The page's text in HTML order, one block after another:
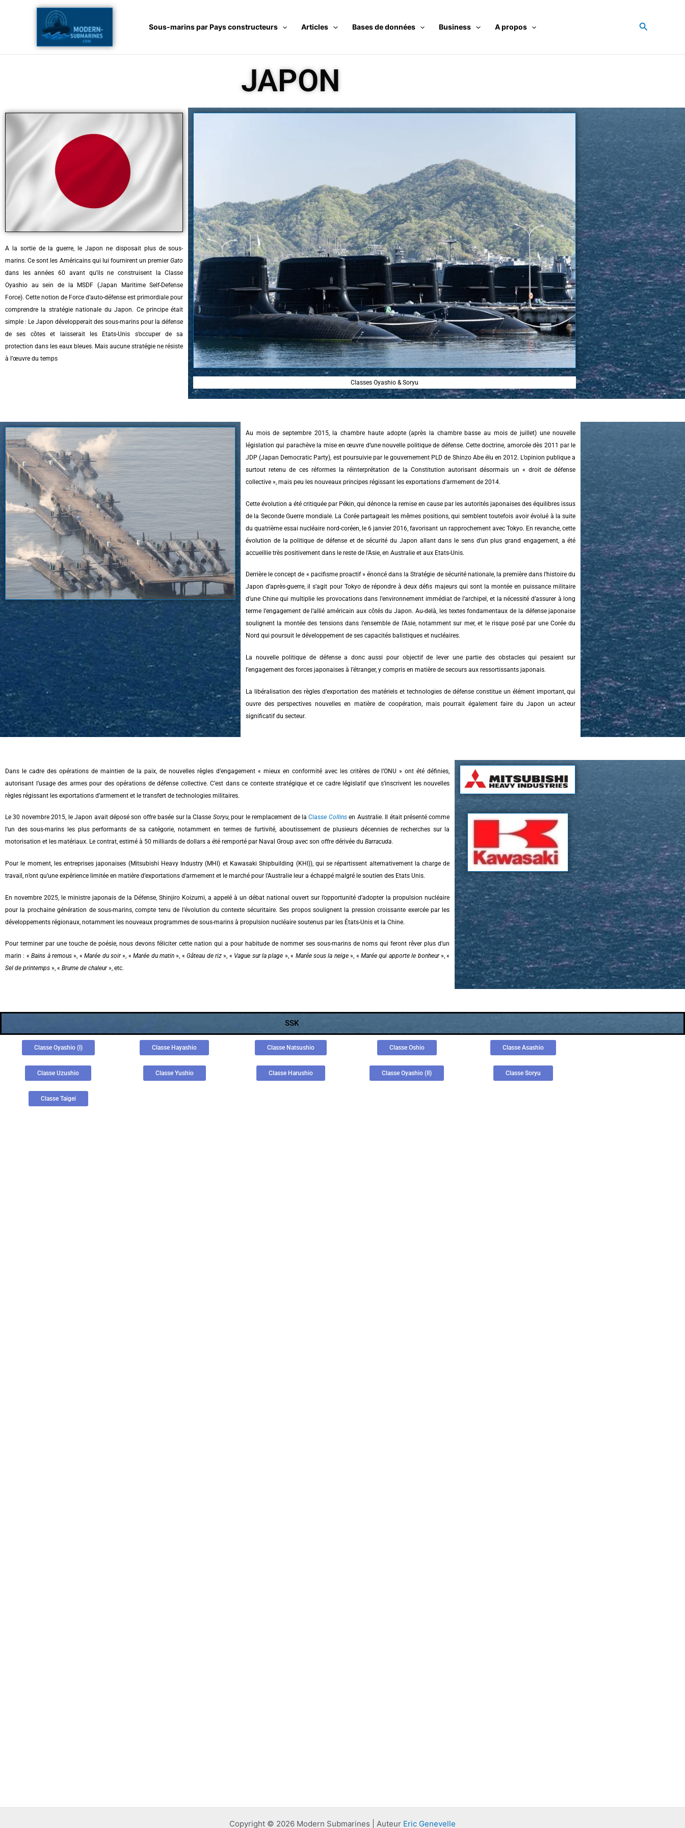
Sous-marins par Pays constructeurs Articles Bases de données Business A propos
JAPON
A la sortie de la guerre, le Japon ne disposait plus de sous-
marins. Ce sont les Américains qui lui fournirent un premierGato
dans les années 60 avant qu’ils ne construisent la Classe
Oyashio au sein de la MSDF (Japan Maritime Self-Defense
Force). Cette notion de Force d’auto-défense est primordiale pour
comprendre la stratégie nationale du Japon. Ce principe était
simple : Le Japon développerait des sous-marins pour la défense
de ses côtes et laisserait les Etats-Unis s’occuper de sa
protection dans les eaux bleues. Mais aucune stratégie ne résiste
à l’œuvre du temps
Classes Oyashio & Soryu
Au mois de septembre 2015, la chambre haute adopte (après la chambre basse au mois de juillet) une nouvelle
législation qui parachève la mise en œuvre d’une nouvelle politique de défense. Cette doctrine, amorcée dès 2011 par le
JDP (Japan Democratic Party), est poursuivie par le gouvernement PLD de Shinzo Abe élu en 2012. L’opinion publique a
surtout retenu de ces réformes la réinterprétation de la Constitution autorisant désormais un « droit de défense
collective », mais peu les nouveaux principes régissant les exportations d’armement de 2014.
Cette évolution a été critiquée par Pékin, qui dénonce la remise en cause par les autorités japonaises des équilibres issus
de la Seconde Guerre mondiale. La Corée partageait les mêmes positions, qui semblent toutefois avoir évolué à la suite
du quatrième essai nucléaire nord-coréen, le 6 janvier 2016, favorisant un rapprochement avec Tokyo. En revanche, cette
évolution de la politique de défense et de sécurité du Japon allant dans le sens d’un plus grand engagement, a été
accueillie très positivement dans le reste de l’Asie, en Australie et aux Etats-Unis.
Derrière le concept de « pacifisme proactif » énoncé dans la Stratégie de sécurité nationale, la première dans l’histoire du
Japon d’après-guerre, il s’agit pour Tokyo de répondre à deux défis majeurs qui sont la montée en puissance militaire
d’une Chine qui multiplie les provocations dans l’environnement immédiat de l’archipel, et la nécessité d’assurer à long
terme l’engagement de l’allié américain aux côtés du Japon. Au-delà, les textes fondamentaux de la défense japonaise
soulignent la montée des tensions dans l’ensemble de l’Asie, notamment sur mer, et le risque posé par une Corée du
Nord qui poursuit le développement de ses capacités balistiques et nucléaires.
La nouvelle politique de défense a donc aussi pour objectif de lever une partie des obstacles qui pesaient sur
l’engagement des forces japonaises à l’étranger, y compris en matière de secours aux ressortissants japonais.
La libéralisation des règles d’exportation des matériels et technologies de défense constitue un élément important, qui
ouvre des perspectives nouvelles en matière de coopération, mais pourrait également faire du Japon un acteur
significatif du secteur.
Dans le cadre des opérations de maintien de la paix, de nouvelles règles d’engagement « mieux en conformité avec les critères de l’ONU » ont été définies,
autorisant l’usage des armes pour des opérations de défense collective. C’est dans ce contexte stratégique et ce cadre législatif que s’inscrivent les nouvelles
règles régissant les exportations d’armement et le transfert de technologies militaires.
Le 30 novembre 2015, le Japon avait déposé son offre basée sur la Classe Soryu, pour le remplacement de laClasse Collinsen Australie. Il était présenté comme
l’un des sous-marins les plus performants de sa catégorie, notamment en termes de furtivité, aboutissement de plusieurs décennies de recherches sur la
motorisation et les matériaux. Le contrat, estimé à 50 milliards de dollars a été remporté par Naval Group avec son offre dérivée du Barracuda.
Pour le moment, les entreprises japonaises (Mitsubishi Heavy Industry (MHI) et Kawasaki Shipbuilding (KHI)), qui se répartissent alternativement la charge de
travail, n’ont qu’une expérience limitée en matière d’exportations d’armement et le marché pour l’Australie leur a échappé malgré le soutien des Etats Unis.
En novembre 2025, le ministre japonais de la Défense, Shinjiro Koizumi, a appelé à un débat national ouvert sur l’opportunité d’adopter la propulsion nucléaire
pour la prochaine génération de sous-marins, compte tenu de l’évolution du contexte sécuritaire. Ses propos soulignent la pression croissante exercée par les
développements régionaux, notamment les nouveaux programmes de sous-marins à propulsion nucléaire soutenus par les États-Unis et la Chine.
Pour terminer par une touche de poésie, nous devons féliciter cette nation qui a pour habitude de nommer ses sous-marins de noms qui feront rêver plus d’un
marin : «Bains à remous », «Marée du soir», «Marée du matin », «Gâteau de riz », « Vague sur la plage », « Marée sous la neige», «Marée qui apporte le bonheur», «
Sel de printemps », « Brume de chaleur», etc.
SSK
Classe Oyashio (I) Classe Hayashio Classe Natsushio Classe Oshio Classe Asashio
Classe Uzushio Classe Yushio Classe Harushio Classe Oyashio (II) Classe Soryu
Classe Taigei
Copyright © 2026 Modern Submarines | Auteur Eric Genevelle